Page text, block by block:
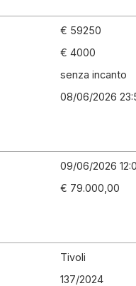
€ 59250
€ 4000
senza incanto
08/06/2026
09/06/2026
€ 79.000,00
Tivoli
137/2024